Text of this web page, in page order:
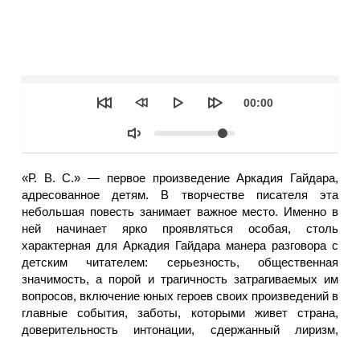
Текущее
00:00
Объем
«Р. В. С.» — первое произведение Аркадия Гайдара,
адресованное детям. В творчестве писателя эта
небольшая повесть занимает важное место. Именно в
ней начинает ярко проявляться особая, столь
характерная для Аркадия Гайдара манера разговора с
детским читателем: серьезность, общественная
значимость, а порой и трагичность затрагиваемых им
вопросов, включение юных героев своих произведений в
главные события, заботы, которыми живет страна,
доверительность интонации, сдержанный лиризм,